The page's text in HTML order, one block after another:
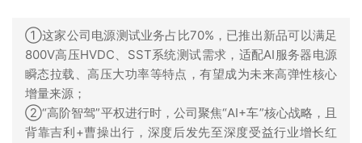
①这家公司电源测试业务占比70%，已推出新品可以满足
800V高压HVDC、SST系统测试需求，适配AI服务器电源
瞬态拉载、高压大功率等特点，有望成为未来高弹性核心
增量来源；
②“高阶智驾”平权进行时，公司聚焦“AI+车”核心战略，且
背靠吉利+曹操出行，深度后发先至深度受益行业增长红